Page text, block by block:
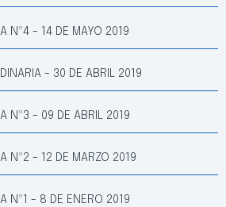
Nº4 - 14 DE MAYO 2019
- 30 DE ABRIL 2019
Nº3 - 09 DE ABRIL 2019
Nº2 - 12 DE MARZO 2019
Nº1 - 8 DE ENERO 2019